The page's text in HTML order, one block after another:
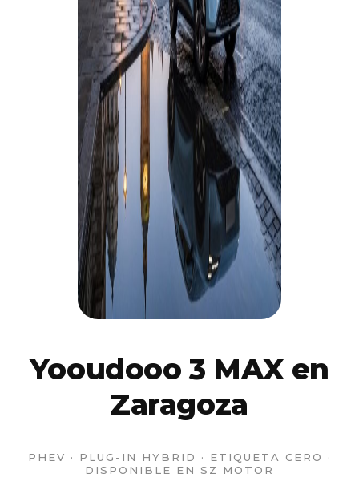
Yooudooo 3 MAX en
Zaragoza
PHEV · PLUG-IN HYBRID · ETIQUETA CERO ·
DISPONIBLE EN SZ MOTOR